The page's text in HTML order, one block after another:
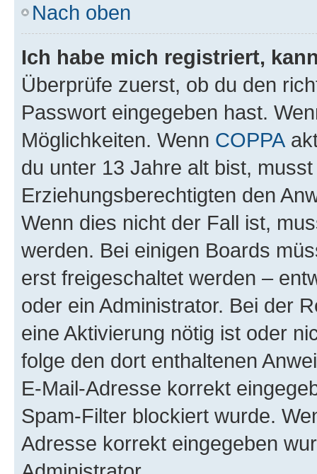
Nach oben
Ich habe mich registriert,
Überprüfe zuerst, ob du den
Passwort eingegeben hast.
Möglichkeiten. Wenn COPPA
du unter 13 Jahre alt bist,
Erziehungsberechtigten den
Wenn dies nicht der Fall ist,
werden. Bei einigen Boards
erst freigeschaltet werden –
oder ein Administrator. Bei der
eine Aktivierung nötig ist oder
folge den dort enthaltenen
E-Mail-Adresse korrekt
Spam-Filter blockiert wurde.
Adresse korrekt eingegeben